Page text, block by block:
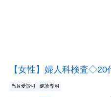
【女性】婦人科検査◇20
当月受診可 健診専用